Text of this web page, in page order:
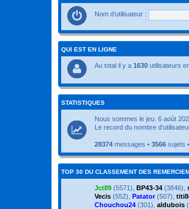
Nom d’utilisateur :
QUI EST EN LIGNE
Au total il y a 1630 utilisateurs
STATISTIQUES
Nous sommes le jeu. 6 août
Le record du nombre
28374 messages • 3566 sujets •
TOP 30 DU CLASSEMENT DES
Jct89 (5571), BP43-34 (3846),
Vecis (552), Patator (507),
Chouchou24 (301), aldubois